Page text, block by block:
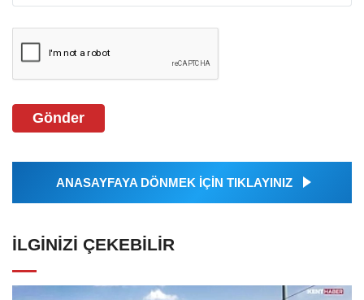
Gönder
ANASAYFAYA DÖNMEK İÇİN TIKLAYINIZ
İLGINIZI ÇEKEBILIR